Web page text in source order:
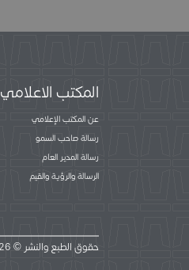
المكتب الاعلامي
عن المكتب الإعلامي
رسالة صاحب السمو
رسالة المدير العام
الرسالة والرؤية والقيم
حقوق الطبع والنشر © 2026 المكتب الإعلامي لحكومة رأس الخيمة. كل الحقوق محفوظة.